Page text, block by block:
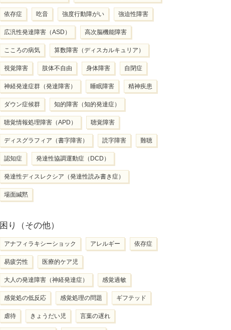
依存症 吃音 強度行動障がい 強迫性障害
広汎性発達障害（ASD） 高次脳機能障害
こころの病気 算数障害（ディスカルキュリア）
視覚障害 肢体不自由 身体障害 自閉症
神経発達症群（発達障害） 睡眠障害 精神疾患
ダウン症候群 知的障害（知的発達症）
聴覚情報処理障害（APD） 聴覚障害
ディスグラフィア（書字障害） 読字障害 難聴
認知症 発達性協調運動症（DCD）
発達性ディスレクシア（発達性読み書き症）
場面緘黙
困り（その他）
アナフィラキシーショック アレルギー 依存症
易疲労性 医療的ケア児
大人の発達障害（神経発達症） 感覚過敏
感覚処の低反応 感覚処理の問題 ギフテッド
虐待 きょうだい児 言葉の遅れ